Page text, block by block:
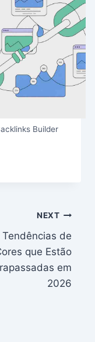
Builder
NEXT
Tendências de
que Estão
em
2026